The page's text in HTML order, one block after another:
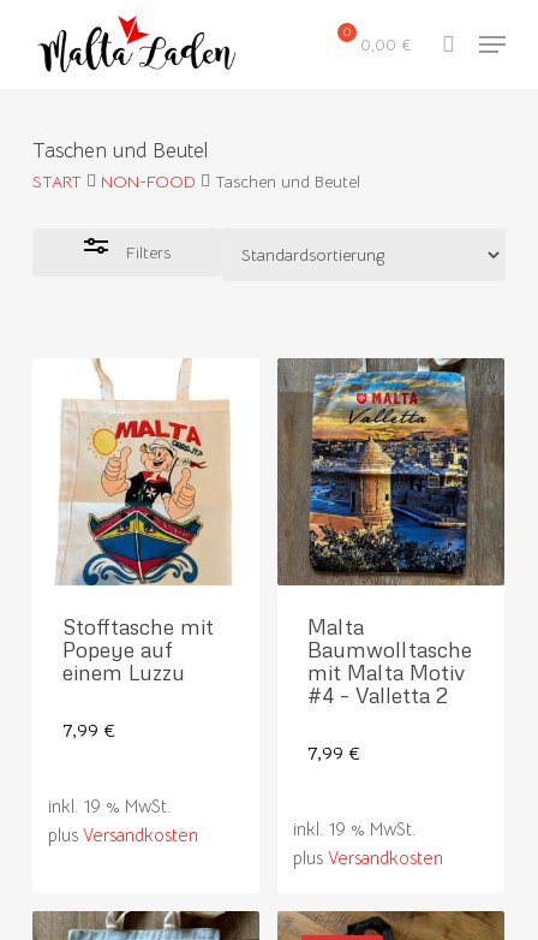
0,00 € search
Menu
Taschen und Beutel
START NON-FOOD Taschen und Beutel
Filters
Close
Stofftasche mit
Popeye auf
einem Luzzu
7,99 €
inkl. 19 % MwSt.
plus Versandkosten
Malta
Baumwolltasche
mit Malta Motiv
#4 – Valletta 2
7,99 €
inkl. 19 % MwSt.
plusVersandkosten